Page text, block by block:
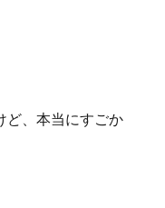
ど、本当にすごか